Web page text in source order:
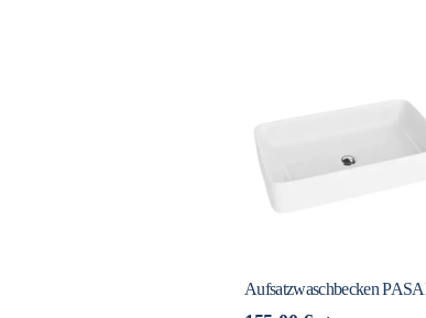
Aufsatzwaschbecken